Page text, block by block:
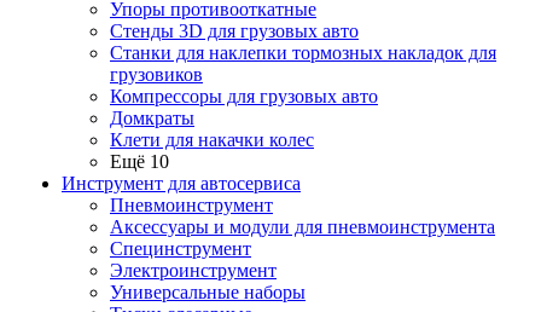
Упоры противооткатные
Стенды 3D для грузовых авто
Станки для наклепки тормозных накладок для
грузовиков
Компрессоры для грузовых авто
Домкраты
Клети для накачки колес
Ещё 10
Инструмент для автосервиса
Пневмоинструмент
Аксессуары и модули для пневмоинструмента
Специнструмент
Электроинструмент
Универсальные наборы